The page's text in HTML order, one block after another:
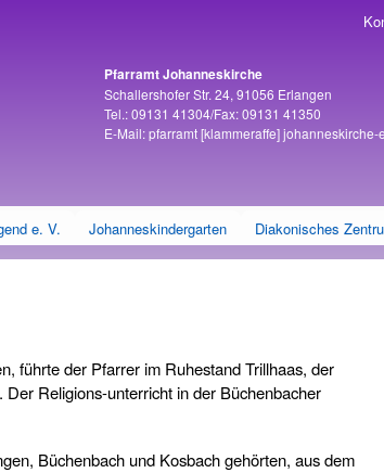
Adresse
Pfarramt Johanneskirche
Schallershofer Str. 24, 91056 Erlangen
Tel.: 09131 41304/Fax: 09131 41350
E-Mail:pfarramt[klammeraffe]johanneskirche-
e. V. Johanneskindergarten Diakonisches
führte der Pfarrer im Ruhestand Trillhaas, der
Religions-unterricht in der Büchenbacher
Büchenbach und Kosbach gehörten, aus dem